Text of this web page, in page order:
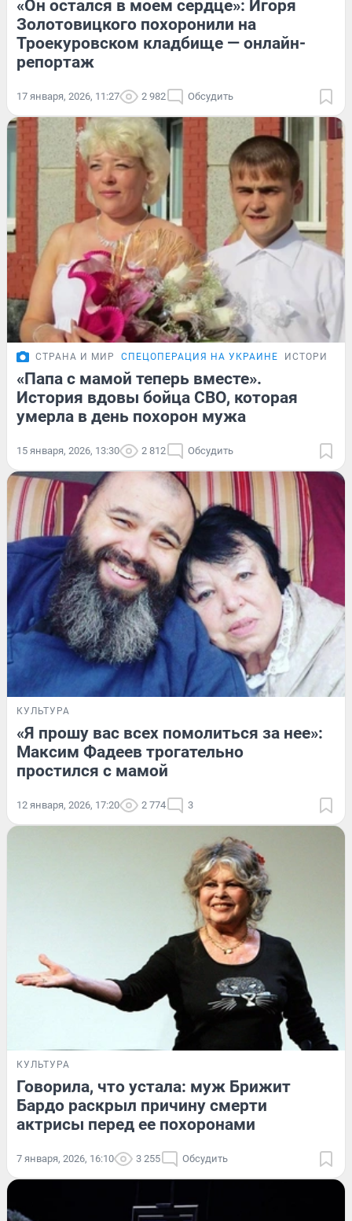
«Он остался в моем сердце»: Игоря
Золотовицкого похоронили на
Троекуровском кладбище — онлайн-
репортаж
17 января, 2026, 11:27 2 982 Обсудить
СТРАНА И МИР СПЕЦОПЕРАЦИЯ НА УКРАИНЕ ИСТОРИИ
«Папа с мамой теперь вместе».
История вдовы бойца СВО, которая
умерла в день похорон мужа
15 января, 2026, 13:30 2 812 Обсудить
КУЛЬТУРА
«Я прошу вас всех помолиться за нее»:
Максим Фадеев трогательно
простился с мамой
12 января, 2026, 17:20 2 774 3
КУЛЬТУРА
Говорила, что устала: муж Брижит
Бардо раскрыл причину смерти
актрисы перед ее похоронами
7 января, 2026, 16:10 3 255 Обсудить